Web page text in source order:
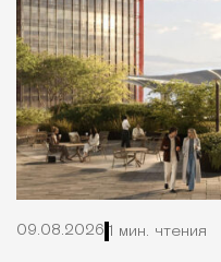
09.08.2026 1 мин. чтения